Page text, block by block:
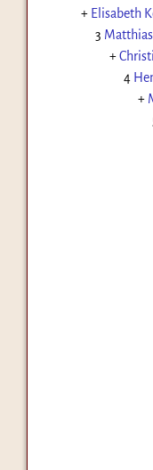
+ Elisabeth
3
+
4
+